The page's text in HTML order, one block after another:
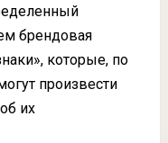
брендовая
которые, по
произвести
их